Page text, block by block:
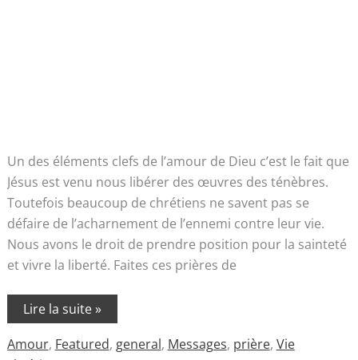
Un des éléments clefs de l’amour de Dieu c’est le fait que
Jésus est venu nous libérer des œuvres des ténèbres.
Toutefois beaucoup de chrétiens ne savent pas se
défaire de l’acharnement de l’ennemi contre leur vie.
Nous avons le droit de prendre position pour la sainteté
et vivre la liberté. Faites ces prières de
Lire la suite »
Amour, Featured, general, Messages, prière, Vie